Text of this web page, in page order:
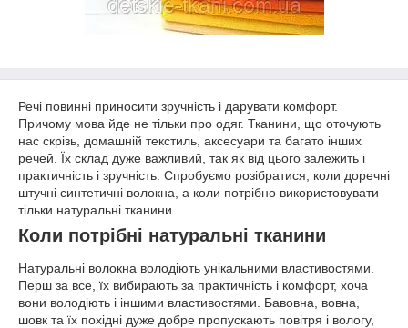
Речі повинні приносити зручність і дарувати комфорт.
Причому мова йде не тільки про одяг. Тканини, що оточують
нас скрізь, домашній текстиль, аксесуари та багато інших
речей. Їх склад дуже важливий, так як від цього залежить і
практичність і зручність. Спробуємо розібратися, коли доречні
штучні синтетичні волокна, а коли потрібно використовувати
тільки натуральні тканини.
Коли потрібні натуральні тканини
Натуральні волокна володіють унікальними властивостями.
Перш за все, їх вибирають за практичність і комфорт, хоча
вони володіють і іншими властивостями. Бавовна, вовна,
шовк та їх похідні дуже добре пропускають повітря і вологу,